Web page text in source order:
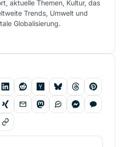
aktuelle Themen, Kultur, das
Trends, Umwelt und
Globalisierung.